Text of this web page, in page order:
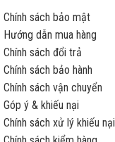
Chính sách bảo mật
Hướng dẫn mua hàng
Chính sách đổi trả
Chính sách bảo hành
Chính sách vận chuyển
Góp ý & khiếu nại
Chính sách xử lý khiếu nại